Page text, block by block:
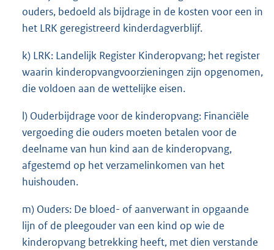
ouders, bedoeld als bijdrage in de kosten voor een in
het LRK geregistreerd kinderdagverblijf.
k) LRK: Landelijk Register Kinderopvang; het register
waarin kinderopvangvoorzieningen zijn opgenomen,
die voldoen aan de wettelijke eisen.
l) Ouderbijdrage voor de kinderopvang: Financiële
vergoeding die ouders moeten betalen voor de
deelname van hun kind aan de kinderopvang,
afgestemd op het verzamelinkomen van het
huishouden.
m) Ouders: De bloed- of aanverwant in opgaande
lijn of de pleegouder van een kind op wie de
kinderopvang betrekking heeft, met dien verstande